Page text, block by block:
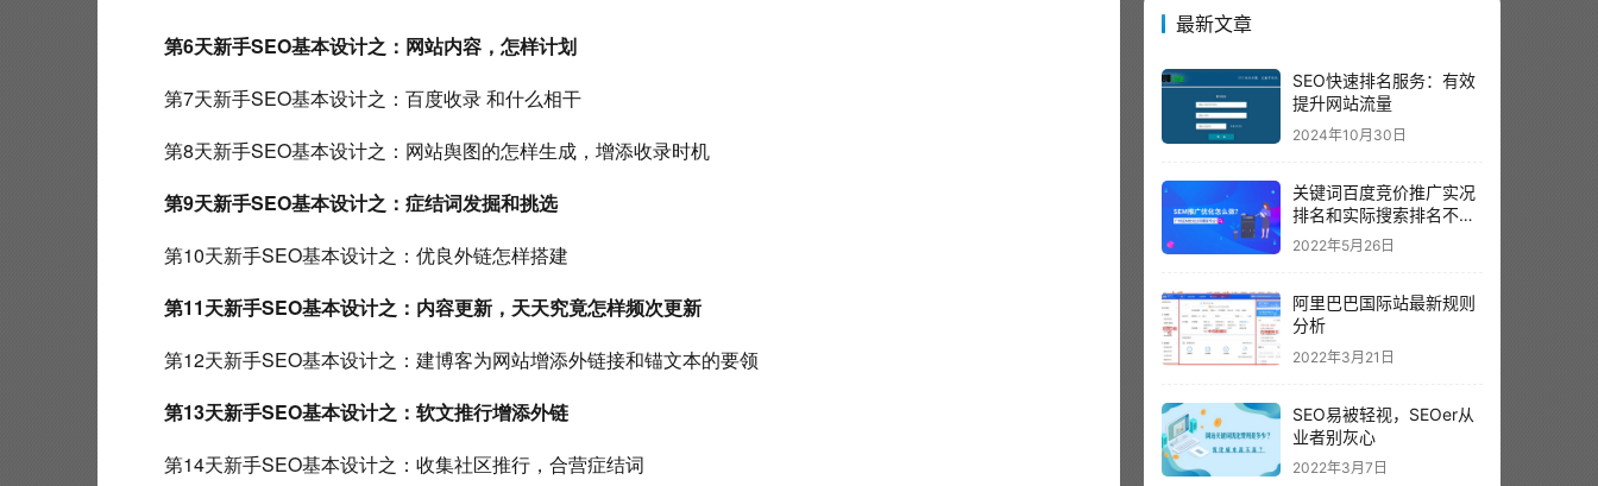
第6天新手SEO基本设计之：网站内容，怎样计划
第7天新手SEO基本设计之：百度收录 和什么相干
第8天新手SEO基本设计之：网站舆图的怎样生成，增添收录时机
第9天新手SEO基本设计之：症结词发掘和挑选
第10天新手SEO基本设计之：优良外链怎样搭建
第11天新手SEO基本设计之：内容更新，天天究竟怎样频次更新
第12天新手SEO基本设计之：建博客为网站增添外链接和锚文本的要领
第13天新手SEO基本设计之：软文推行增添外链
第14天新手SEO基本设计之：收集社区推行，合营症结词
最新文章
SEO快速排名服务：有效
提升网站流量
2024年10月30日
关键词百度竞价推广实况
排名和实际搜索排名不一
样？以哪个为准呢？
2022年5月26日
阿里巴巴国际站最新规则
分析
2022年3月21日
SEO易被轻视，SEOer从
业者别灰心
2022年3月7日